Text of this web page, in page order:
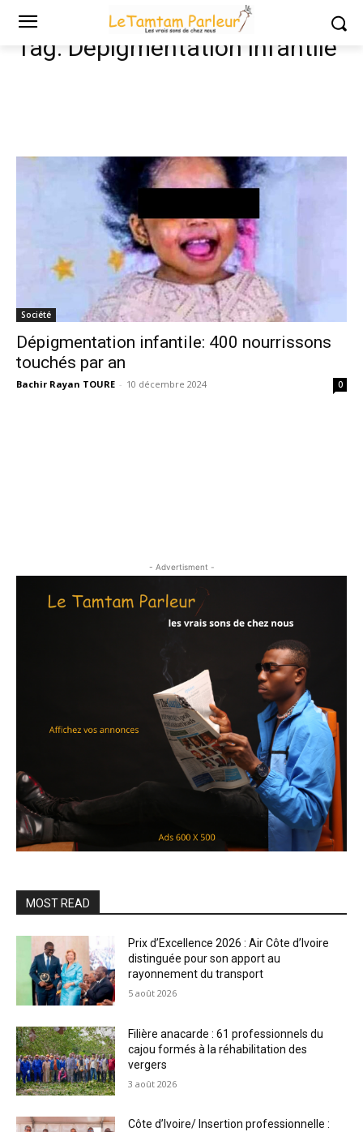
Tags Dépigmentation infantile
Tag: Dépigmentation infantile
Société
Dépigmentation infantile: 400 nourrissons
touchés par an
Bachir Rayan TOURE - 10 décembre 2024 0
- Advertisment -
MOST READ
Prix d’Excellence 2026 : Air Côte d’Ivoire
distinguée pour son apport au
rayonnement du transport
5 août 2026
Filière anacarde : 61 professionnels du
cajou formés à la réhabilitation des
vergers
3 août 2026
Côte d’Ivoire/ Insertion professionnelle :